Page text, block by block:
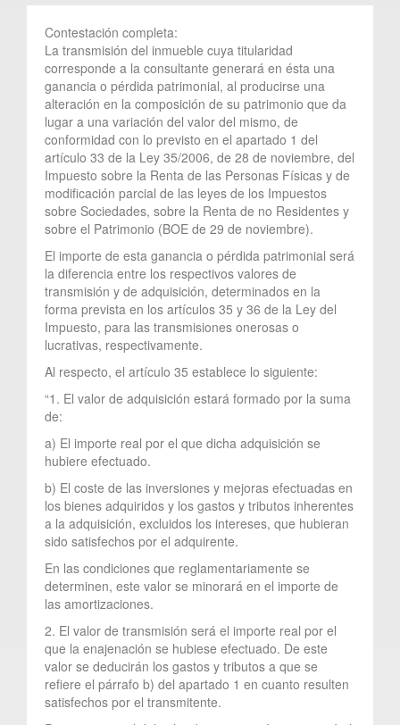
Contestación completa:
La transmisión del inmueble cuya titularidad
corresponde a la consultante generará en ésta una
ganancia o pérdida patrimonial, al producirse una
alteración en la composición de su patrimonio que da
lugar a una variación del valor del mismo, de
conformidad con lo previsto en el apartado 1 del
artículo 33 de la Ley 35/2006, de 28 de noviembre, del
Impuesto sobre la Renta de las Personas Físicas y de
modificación parcial de las leyes de los Impuestos
sobre Sociedades, sobre la Renta de no Residentes y
sobre el Patrimonio (BOE de 29 de noviembre).
El importe de esta ganancia o pérdida patrimonial será
la diferencia entre los respectivos valores de
transmisión y de adquisición, determinados en la
forma prevista en los artículos 35 y 36 de la Ley del
Impuesto, para las transmisiones onerosas o
lucrativas, respectivamente.
Al respecto, el artículo 35 establece lo siguiente:
“1. El valor de adquisición estará formado por la suma
de:
a) El importe real por el que dicha adquisición se
hubiere efectuado.
b) El coste de las inversiones y mejoras efectuadas en
los bienes adquiridos y los gastos y tributos inherentes
a la adquisición, excluidos los intereses, que hubieran
sido satisfechos por el adquirente.
En las condiciones que reglamentariamente se
determinen, este valor se minorará en el importe de
las amortizaciones.
2. El valor de transmisión será el importe real por el
que la enajenación se hubiese efectuado. De este
valor se deducirán los gastos y tributos a que se
refiere el párrafo b) del apartado 1 en cuanto resulten
satisfechos por el transmitente.